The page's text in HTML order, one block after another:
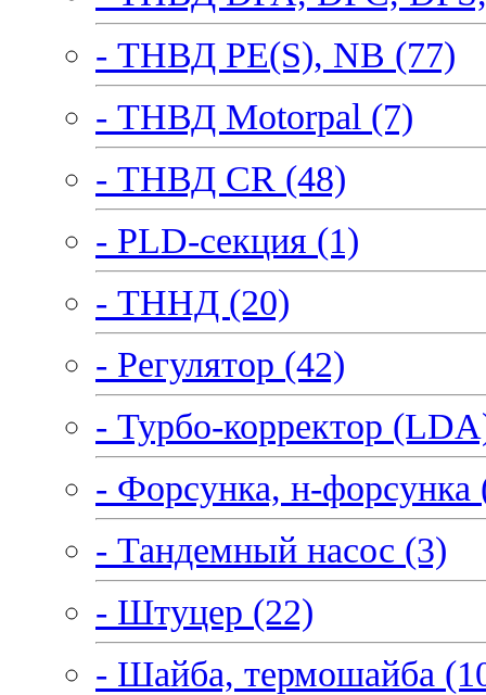
- ТНВД PE(S), NB (77)
- ТНВД Motorpal (7)
- ТНВД CR (48)
- PLD-секция (1)
- ТННД (20)
- Регулятор (42)
- Турбо-корректор
- Форсунка, н-форсунка
- Тандемный насос (3)
- Штуцер (22)
- Шайба, термошайба